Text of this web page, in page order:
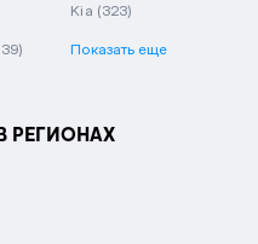
Kia (323)
Показать еще
РЕГИОНАХ